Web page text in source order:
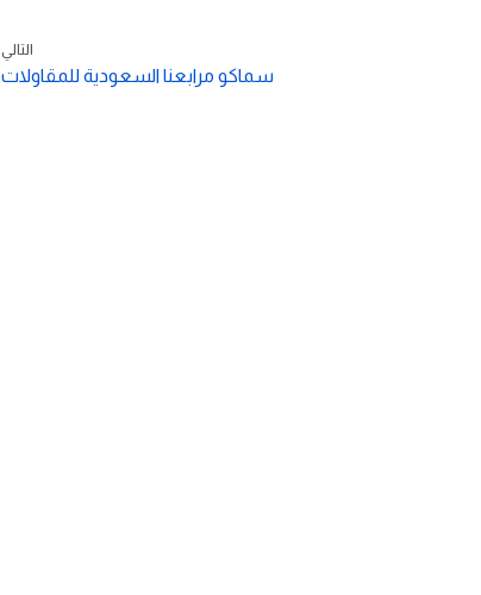
التالي
سماكو مرابعنا السعودية للمقاولات